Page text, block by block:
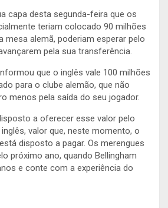
capa desta segunda-feira que os
teriam colocado 90 milhões
mesa alemã, poderiam esperar pelo
pela sua transferência.
que o inglês vale 100 milhões
para o clube alemão, que não
menos pela saída do seu jogador.
a oferecer esse valor pelo
valor que, neste momento, o
disposto a pagar. Os merengues
próximo ano, quando Bellingham
e conte com a experiência do